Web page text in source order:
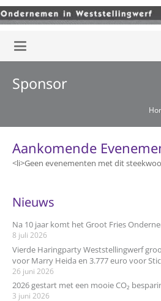
Sponsor
Aankomende
<li>Geen evenementen met dit
Nieuws
Na 10 jaar komt het Groot Fries
8 juli 2026
Vierde Haringparty Weststellingwerf
voor Marry Heida en 3.777 euro voor
26 juni 2026
2026 gestart met een mooie CO₂
3 juni 2026